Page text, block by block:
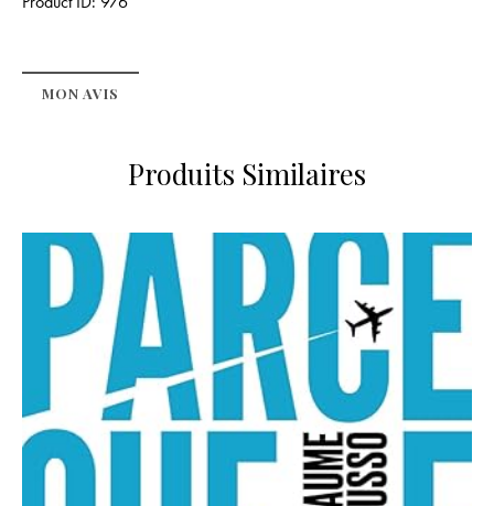
MON AVIS
Produits Similaires